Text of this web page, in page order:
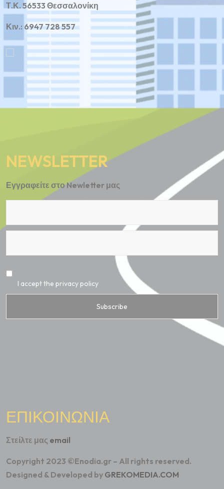
Τ.Κ. 56533 Θεσσαλονίκη
Κιν.: 6947 728 557
NEWSLETTER
Εγγραφείτε στο Newletter μας
I accept the privacy policy
ΕΠΙΚΟΙΝΩΝΙΑ
Στείλτε μας email
Copyright 2023 ©Enodia.gr – All rights reserved.
Designed & Developed by GREKOMEDIA.COM